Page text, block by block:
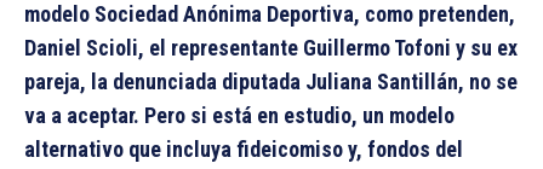
modelo Sociedad Anónima Deportiva, como pretenden,
Daniel Scioli, el representante Guillermo Tofoni y su ex
pareja, la denunciada diputada Juliana Santillán, no se
va a aceptar. Pero si está en estudio, un modelo
alternativo que incluya fideicomiso y, fondos del